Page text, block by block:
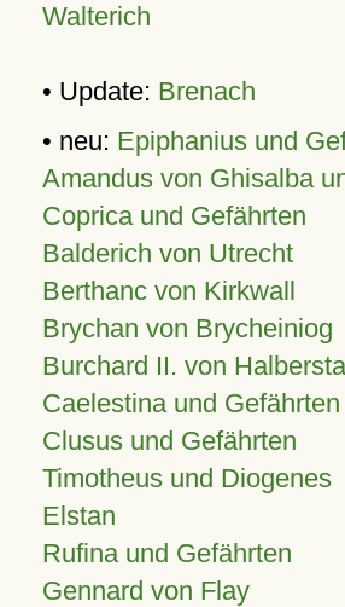
Walterich
• Update: Brenach
• neu: Epiphanius und
Amandus von Ghisalba
Coprica und Gefährten
Balderich von Utrecht
Berthanc von Kirkwall
Brychan von Brycheiniog
Burchard II. von
Caelestina und Gefährten
Clusus und Gefährten
Timotheus und Diogenes
Elstan
Rufina und Gefährten
Gennard von Flay